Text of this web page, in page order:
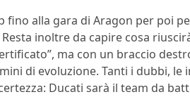
fino alla gara di Aragon per poi
inoltre da capire cosa
ma con un braccio
di evoluzione. Tanti i dubbi, le
Ducati sarà il team da